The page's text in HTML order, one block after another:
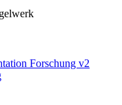
Forschung v2